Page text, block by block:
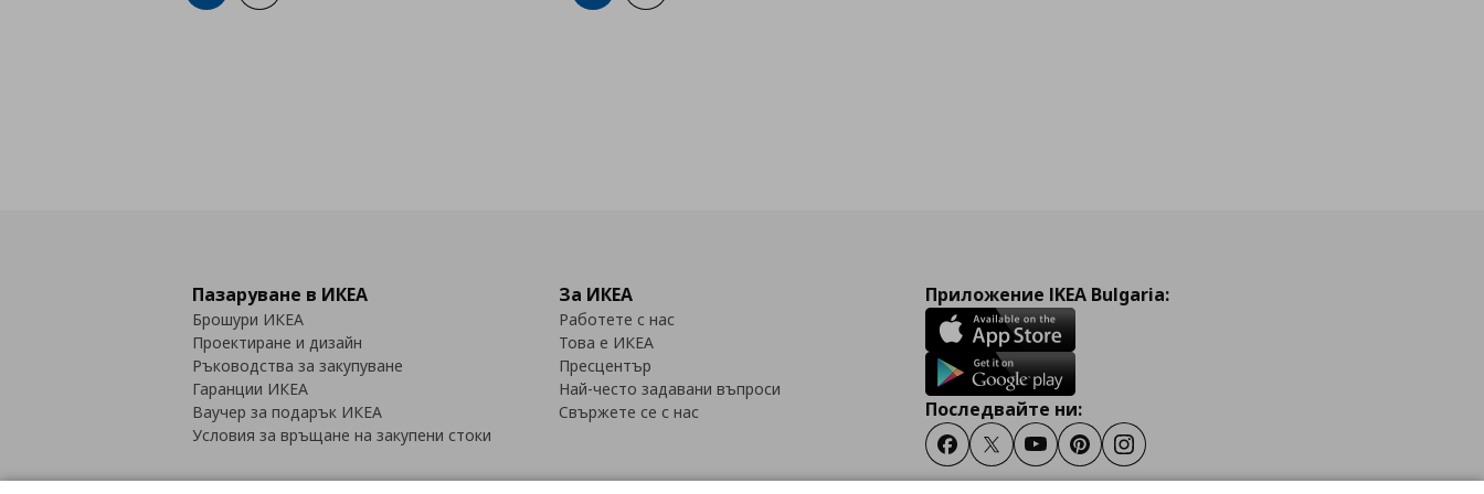
Пазаруване в ИКЕА
Брошури ИКЕА
Проектиране и дизайн
Ръководства за закупуване
Гаранции ИКЕА
Ваучер за подарък ИКЕА
Условия за връщане на закупени стоки
За ИКЕА
Работете с нас
Това е ИКЕА
Пресцентър
Най-често задавани въпроси
Свържете се с нас
Приложение IKEA Bulgaria:
Последвайте ни:
FacebookTwitterYoutubePinterestInstagram